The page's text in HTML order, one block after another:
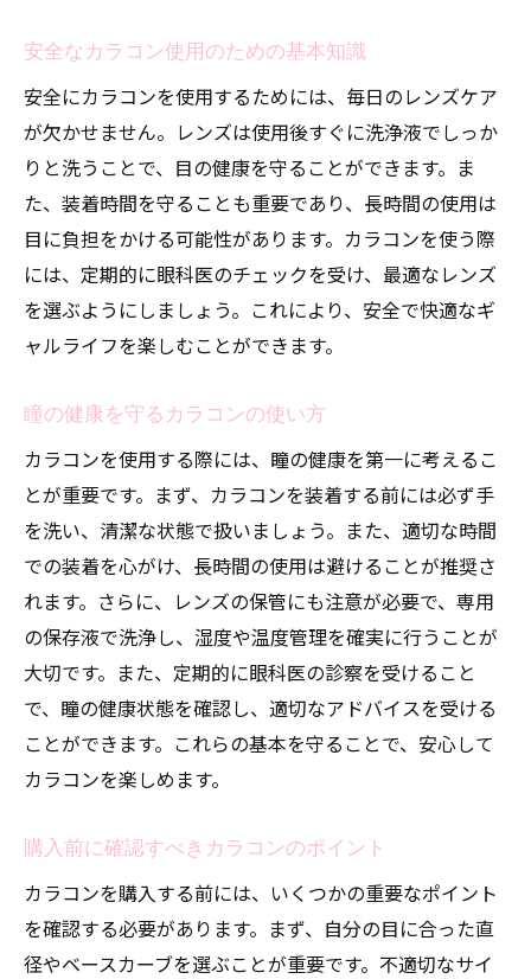
安全なカラコン使用のための基本知識
安全にカラコンを使用するためには、毎日のレンズケア
が欠かせません。レンズは使用後すぐに洗浄液でしっか
りと洗うことで、目の健康を守ることができます。ま
た、装着時間を守ることも重要であり、長時間の使用は
目に負担をかける可能性があります。カラコンを使う際
には、定期的に眼科医のチェックを受け、最適なレンズ
を選ぶようにしましょう。これにより、安全で快適なギ
ャルライフを楽しむことができます。
瞳の健康を守るカラコンの使い方
カラコンを使用する際には、瞳の健康を第一に考えるこ
とが重要です。まず、カラコンを装着する前には必ず手
を洗い、清潔な状態で扱いましょう。また、適切な時間
での装着を心がけ、長時間の使用は避けることが推奨さ
れます。さらに、レンズの保管にも注意が必要で、専用
の保存液で洗浄し、湿度や温度管理を確実に行うことが
大切です。また、定期的に眼科医の診察を受けること
で、瞳の健康状態を確認し、適切なアドバイスを受ける
ことができます。これらの基本を守ることで、安心して
カラコンを楽しめます。
購入前に確認すべきカラコンのポイント
カラコンを購入する前には、いくつかの重要なポイント
を確認する必要があります。まず、自分の目に合った直
径やベースカーブを選ぶことが重要です。不適切なサイ